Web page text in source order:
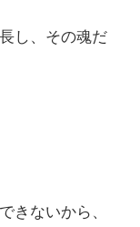
し、その魂だ
きないから、